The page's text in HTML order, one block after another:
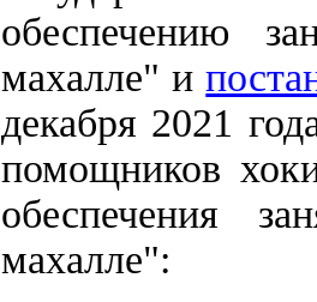
обеспечению
махалле" и
декабря 2021
помощников
обеспечения
махалле":